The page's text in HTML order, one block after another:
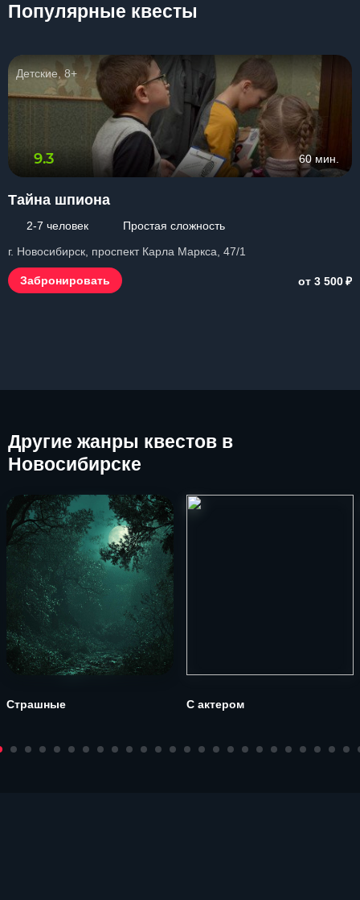
Популярные квесты
Детские, 8+
9.3 60 мин.
Тайна шпиона
2-7 человек
Простая сложность
г. Новосибирск, проспект Карла Маркса, 47/1
Забронировать от 3 500₽
Другие жанры квестов в
Новосибирске
Страшные С актером